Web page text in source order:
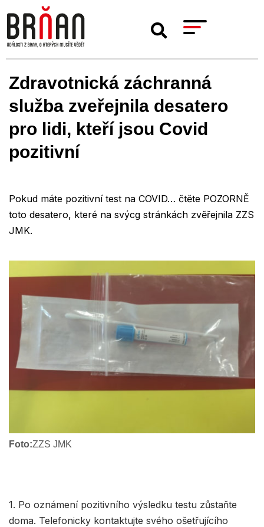
Zdravotnická záchranná
služba zveřejnila desatero
pro lidi, kteří jsou Covid
pozitivní
Pokud máte pozitivní test na COVID… čtěte POZORNĚ
toto desatero, které na svýcg stránkách zvěřejnila ZZS
JMK.
Foto:ZZS JMK
1. Po oznámení pozitivního výsledku testu zůstaňte
doma. Telefonicky kontaktujte svého ošetřujícího